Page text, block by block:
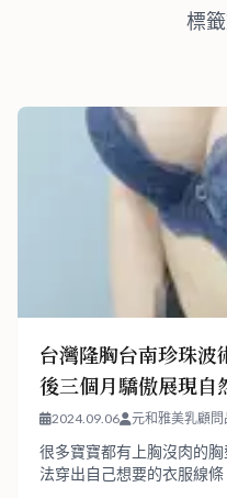
標
台灣隆胸台南珍珠波
後三個月驕傲展現自
2024.09.06 元和雅美乳顧問
很多寶寶都有上胸沒肉的
法穿出自己想要的衣服線